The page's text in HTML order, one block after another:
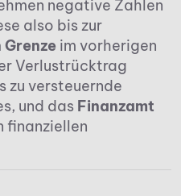
negative Zahlen
also bis zur
im vorherigen
Verlustrücktrag
zu versteuernde
und das Finanzamt
finanziellen